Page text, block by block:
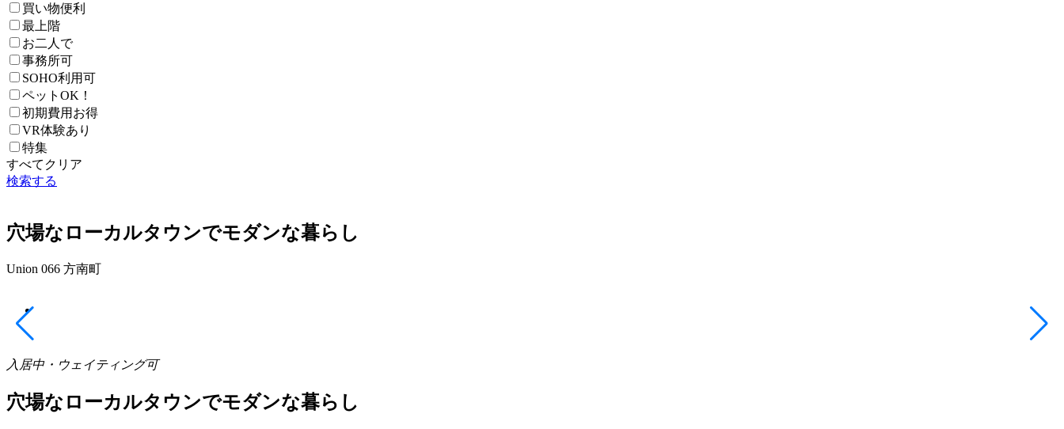
買い物便利
最上階
お二人で
事務所可
SOHO利用可
ペットOK！
初期費用お得
VR体験あり
特集
すべてクリア
検索する
穴場なローカルタウンでモダンな暮らし
Union 066 方南町
入居中・ウェイティング可
穴場なローカルタウンでモダンな暮らし